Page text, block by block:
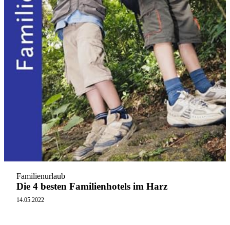
Familienurlaub
Die 4 besten Familienhotels im Harz
14.05.2022